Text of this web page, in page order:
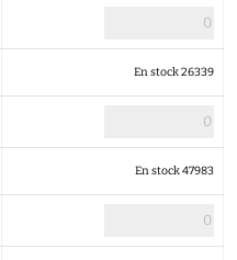
En stock 26339
En stock 47983